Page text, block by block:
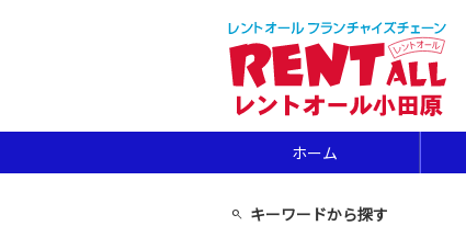
ホーム
search キーワードから探す